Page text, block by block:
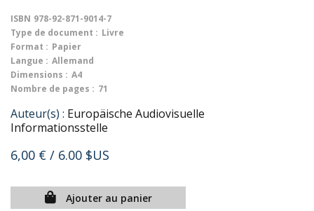
ISBN 978-92-871-9014-7
Type de document : Livre
Format : Papier
Langue : Allemand
Dimensions : A4
Nombre de pages : 71
Auteur(s) : Europäische Audiovisuelle
Informationsstelle
6,00 € / 6.00 $US
Ajouter au panier